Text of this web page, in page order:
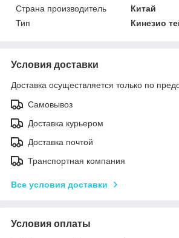
Страна производитель
Китай
Тип
Кинезио
Условия доставки
Доставка осуществляется только по
Самовывоз
Доставка курьером
Доставка почтой
Транспортная компания
Все условия доставки
Условия оплаты